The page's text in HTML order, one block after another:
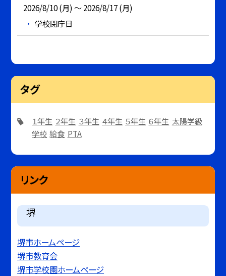
2026/8/10 (月) ～ 2026/8/17 (月)
学校閉庁日
タグ
１年生 ２年生 ３年生 ４年生 ５年生 ６年生 太陽学級
学校 給食 PTA
リンク
堺
堺市ホームページ
堺市教育会
堺市学校園ホームページ